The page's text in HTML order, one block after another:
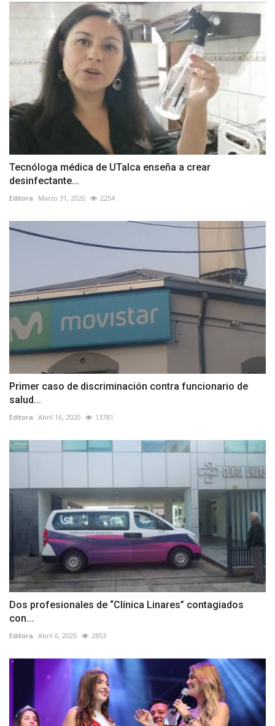
Tecnóloga médica de UTalca enseña a crear
desinfectante...
Editora Marzo 31, 2020 2254
Primer caso de discriminación contra funcionario de
salud...
Editora Abril 16, 2020 13781
Dos profesionales de “Clínica Linares” contagiados
con...
Editora Abril 6, 2020 2853